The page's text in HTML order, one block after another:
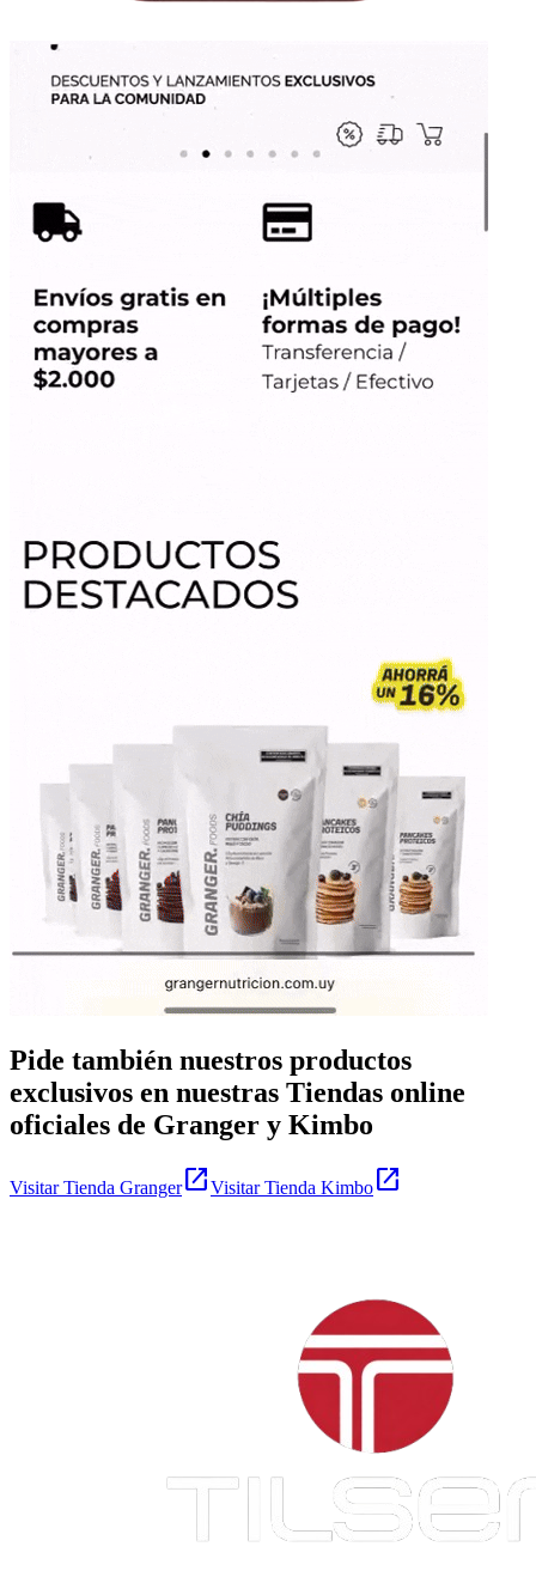
Pide también nuestros productos
exclusivos en nuestras Tiendas online
oficiales de Granger y Kimbo
Visitar Tienda Grangeropen_in_newVisitar Tienda Kimboopen_in_new